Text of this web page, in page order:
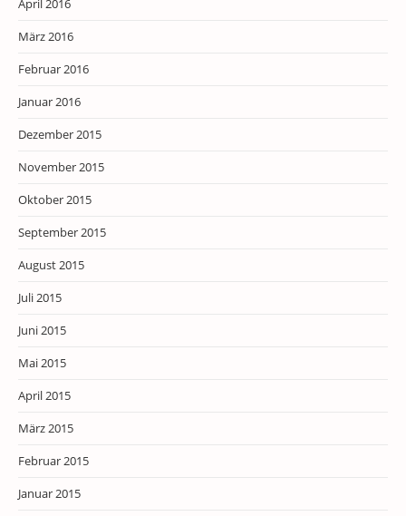
April 2016
März 2016
Februar 2016
Januar 2016
Dezember 2015
November 2015
Oktober 2015
September 2015
August 2015
Juli 2015
Juni 2015
Mai 2015
April 2015
März 2015
Februar 2015
Januar 2015